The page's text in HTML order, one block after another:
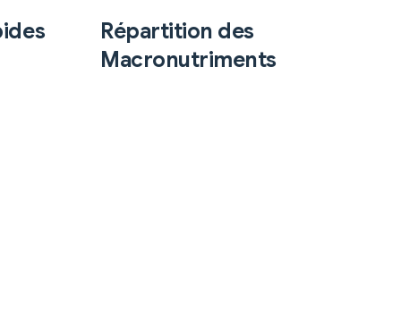
Répartition des
Macronutriments